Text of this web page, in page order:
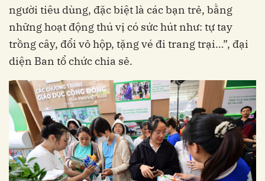
người tiêu dùng, đặc biệt là các bạn trẻ, bằng
những hoạt động thú vị có sức hút như: tự tay
trồng cây, đổi vỏ hộp, tặng vé đi trang trại…”, đại
diện Ban tổ chức chia sẻ.